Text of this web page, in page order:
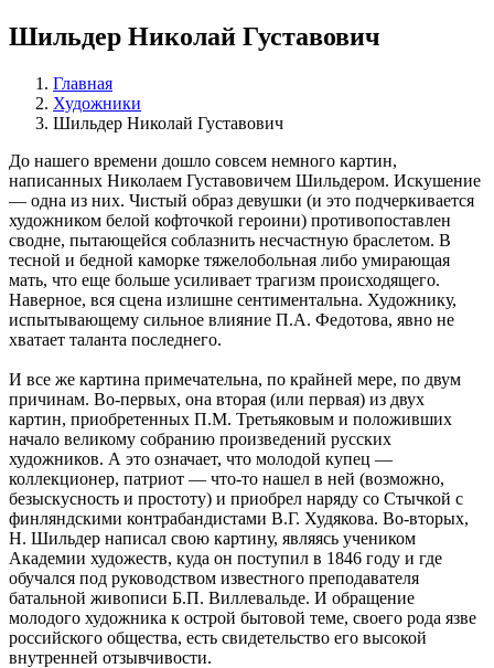
Шильдер Николай Густавович
Главная
Художники
Шильдер Николай Густавович
До нашего времени дошло совсем немного картин,
написанных Николаем Густавовичем Шильдером. Искушение
— одна из них. Чистый образ девушки (и это подчеркивается
художником белой кофточкой героини) противопоставлен
сводне, пытающейся соблазнить несчастную браслетом. В
тесной и бедной каморке тяжелобольная либо умирающая
мать, что еще больше усиливает трагизм происходящего.
Наверное, вся сцена излишне сентиментальна. Художнику,
испытывающему сильное влияние П.А. Федотова, явно не
хватает таланта последнего.
И все же картина примечательна, по крайней мере, по двум
причинам. Во-первых, она вторая (или первая) из двух
картин, приобретенных П.М. Третьяковым и положивших
начало великому собранию произведений русских
художников. А это означает, что молодой купец —
коллекционер, патриот — что-то нашел в ней (возможно,
безыскусность и простоту) и приобрел наряду со Стычкой с
финляндскими контрабандистами В.Г. Худякова. Во-вторых,
Н. Шильдер написал свою картину, являясь учеником
Академии художеств, куда он поступил в 1846 году и где
обучался под руководством известного преподавателя
батальной живописи Б.П. Виллевальде. И обращение
молодого художника к острой бытовой теме, своего рода язве
российского общества, есть свидетельство его высокой
внутренней отзывчивости.